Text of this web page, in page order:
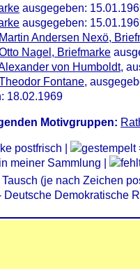
ausgegeben:
ausgegeben:
Andersen Nexö,
Nagel, Briefmarke
von Humboldt,
Fontane,
18.02.1969
Motivgruppen:
postfrisch |
meiner Sammlung |
(je nach Zeichen
Deutsche Demokratische